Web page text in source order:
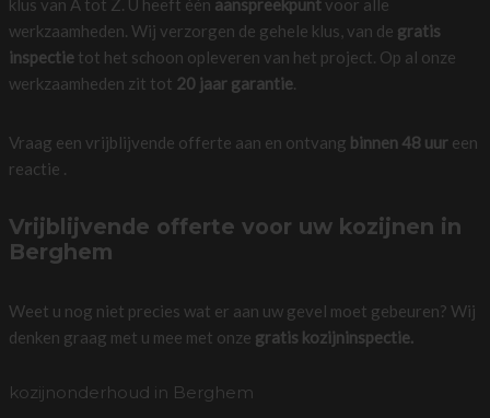
klus van A tot Z. U heeft één aanspreekpuntvoor alle
werkzaamheden. Wij verzorgen de gehele klus, van de gratis
inspectietot het schoon opleveren van het project. Op al onze
werkzaamheden zit tot 20 jaar garantie.
Vraag een vrijblijvende offerte aan en ontvang binnen 48 uureen
reactie .
Vrijblijvende offerte voor uw kozijnen in
Berghem
Weet u nog niet precies wat er aan uw gevel moet gebeuren? Wij
denken graag met u mee met onze gratis kozijninspectie.
kozijnonderhoud in Berghem